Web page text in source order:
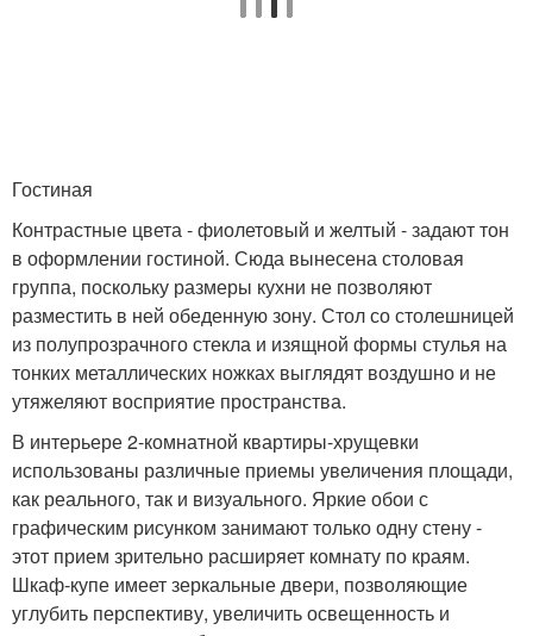
Гостиная
Контрастные цвета - фиолетовый и желтый - задают тон
в оформлении гостиной. Сюда вынесена столовая
группа, поскольку размеры кухни не позволяют
разместить в ней обеденную зону. Стол со столешницей
из полупрозрачного стекла и изящной формы стулья на
тонких металлических ножках выглядят воздушно и не
утяжеляют восприятие пространства.
В интерьере 2-комнатной квартиры-хрущевки
использованы различные приемы увеличения площади,
как реального, так и визуального. Яркие обои с
графическим рисунком занимают только одну стену -
этот прием зрительно расширяет комнату по краям.
Шкаф-купе имеет зеркальные двери, позволяющие
углубить перспективу, увеличить освещенность и